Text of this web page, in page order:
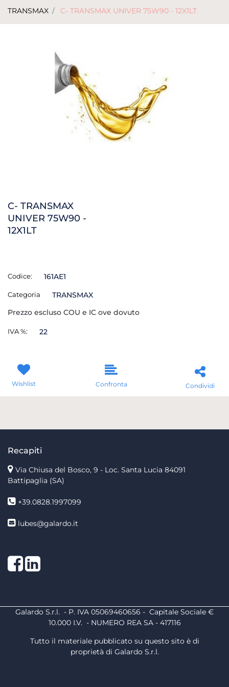
TRANSMAX C- TRANSMAX UNIVER 75W90 - 12X1LT
C- TRANSMAX
UNIVER 75W90 -
12X1LT
Codice: 161AE1
Categoria
TRANSMAX
Prezzo escluso COU e IC ove dovuto
IVA %: 22
Wishlist Confronta Condividi
Recapiti
Via Chiusa del Bosco, 9 - Loc. Santa Lucia 84091
Battipaglia (SA)
+39.0828.1997099
lubes@galardo.it
Facebook
LinkedIn
Galardo S.r.l. - P. IVA 05069460656 - Capitale Sociale €
10.000 I.V. - NUMERO REA SA - 417116
Tutto il materiale pubblicato su questo sito è di
proprietà di Galardo S.r.l.